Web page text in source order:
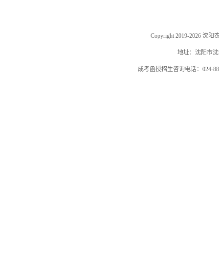
Copyright 2019-2026 沈
地址：沈阳市
成考函授招生咨询电话：024-